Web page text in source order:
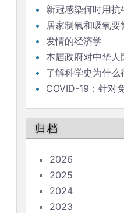
新冠感染何时用抗
居家制氧和吸氧要
发情的经济学
本届政府对中华人
了解科学史为什么
COVID-19：针对
归档
2026
2025
2024
2023